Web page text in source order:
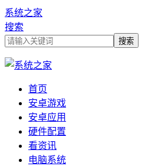
系统之家
搜索
首页
安卓游戏
安卓应用
硬件配置
看资讯
电脑系统